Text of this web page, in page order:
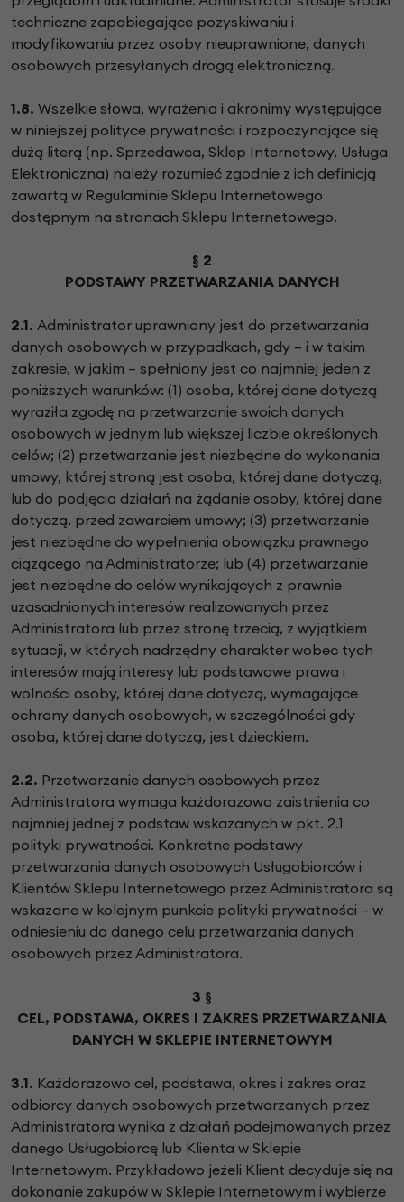
techniczne zapobiegające pozyskiwaniu i
modyfikowaniu przez osoby nieuprawnione, danych
osobowych przesyłanych drogą elektroniczną.
1.8. Wszelkie słowa, wyrażenia i akronimy występujące
w niniejszej polityce prywatności i rozpoczynające się
dużą literą (np. Sprzedawca, Sklep Internetowy, Usługa
Elektroniczna) należy rozumieć zgodnie z ich definicją
zawartą w Regulaminie Sklepu Internetowego
dostępnym na stronach Sklepu Internetowego.
§ 2
PODSTAWY PRZETWARZANIA DANYCH
2.1. Administrator uprawniony jest do przetwarzania
danych osobowych w przypadkach, gdy – i w takim
zakresie, w jakim – spełniony jest co najmniej jeden z
poniższych warunków: (1) osoba, której dane dotyczą
wyraziła zgodę na przetwarzanie swoich danych
osobowych w jednym lub większej liczbie określonych
celów; (2) przetwarzanie jest niezbędne do wykonania
umowy, której stroną jest osoba, której dane dotyczą,
lub do podjęcia działań na żądanie osoby, której dane
dotyczą, przed zawarciem umowy; (3) przetwarzanie
jest niezbędne do wypełnienia obowiązku prawnego
ciążącego na Administratorze; lub (4) przetwarzanie
jest niezbędne do celów wynikających z prawnie
uzasadnionych interesów realizowanych przez
Administratora lub przez stronę trzecią, z wyjątkiem
sytuacji, w których nadrzędny charakter wobec tych
interesów mają interesy lub podstawowe prawa i
wolności osoby, której dane dotyczą, wymagające
ochrony danych osobowych, w szczególności gdy
osoba, której dane dotyczą, jest dzieckiem.
2.2. Przetwarzanie danych osobowych przez
Administratora wymaga każdorazowo zaistnienia co
najmniej jednej z podstaw wskazanych w pkt. 2.1
polityki prywatności. Konkretne podstawy
przetwarzania danych osobowych Usługobiorców i
Klientów Sklepu Internetowego przez Administratora są
wskazane w kolejnym punkcie polityki prywatności – w
odniesieniu do danego celu przetwarzania danych
osobowych przez Administratora.
3 §
CEL, PODSTAWA, OKRES I ZAKRES PRZETWARZANIA
DANYCH W SKLEPIE INTERNETOWYM
3.1. Każdorazowo cel, podstawa, okres i zakres oraz
odbiorcy danych osobowych przetwarzanych przez
Administratora wynika z działań podejmowanych przez
danego Usługobiorcę lub Klienta w Sklepie
Internetowym. Przykładowo jeżeli Klient decyduje się na
dokonanie zakupów w Sklepie Internetowym i wybierze